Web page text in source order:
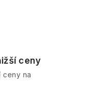
ceny
ceny na